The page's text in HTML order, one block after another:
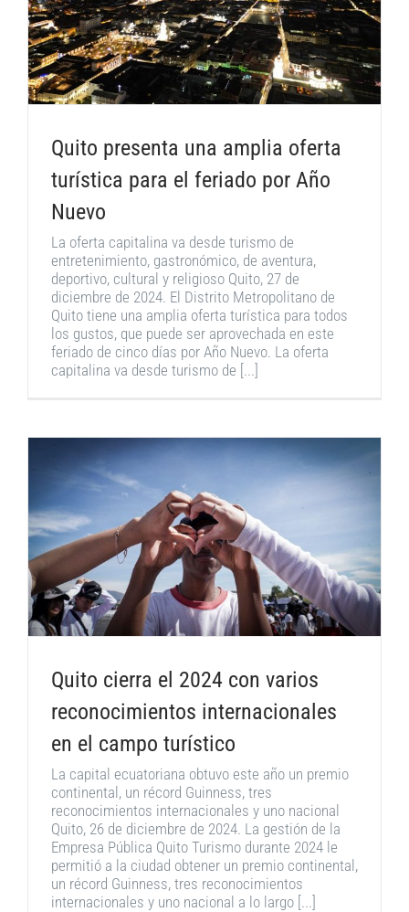
Quito presenta una amplia oferta
turística para el feriado por Año
Nuevo
La oferta capitalina va desde turismo de
entretenimiento, gastronómico, de aventura,
deportivo, cultural y religioso Quito, 27 de
diciembre de 2024. El Distrito Metropolitano de
Quito tiene una amplia oferta turística para todos
los gustos, que puede ser aprovechada en este
feriado de cinco días por Año Nuevo. La oferta
capitalina va desde turismo de [...]
Quito cierra el 2024 con varios
reconocimientos internacionales
en el campo turístico
La capital ecuatoriana obtuvo este año un premio
continental, un récord Guinness, tres
reconocimientos internacionales y uno nacional
Quito, 26 de diciembre de 2024. La gestión de la
Empresa Pública Quito Turismo durante 2024 le
permitió a la ciudad obtener un premio continental,
un récord Guinness, tres reconocimientos
internacionales y uno nacional a lo largo [...]